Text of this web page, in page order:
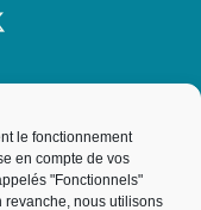
le fonctionnement
en compte de vos
"Fonctionnels"
revanche, nous utilisons
La Trinité